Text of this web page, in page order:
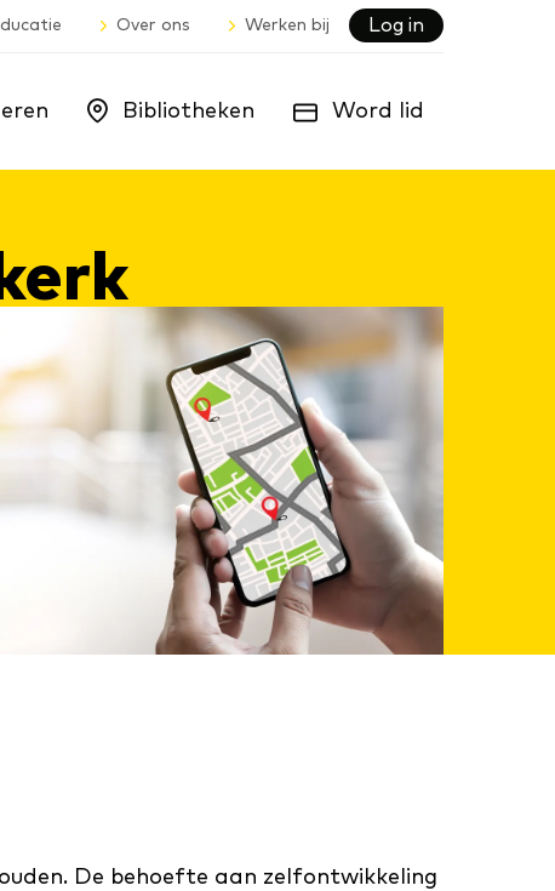
Bibliotheken Word lid
Over ons Werken bij Log in
De behoefte aan zelfontwikkeling